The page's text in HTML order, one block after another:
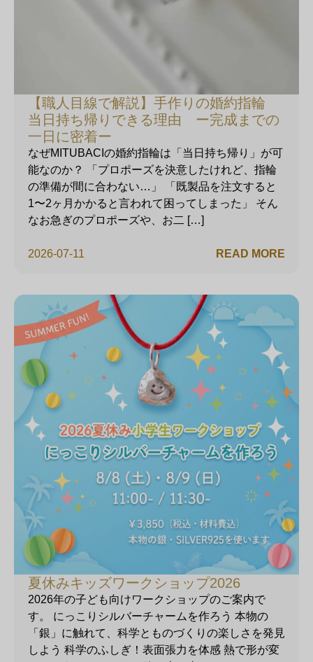
【職人目線で解説】手作りの婚約指輪
当日持ち帰りできる理由 ー完成までの
一日に密着ー
2026-07-11
なぜMITUBACIの婚約指輪は「当日持ち帰り」が可
能なのか？ 「プロポーズを決意したけれど、指輪
の準備が間に合わない…」 「既製品を注文すると
1〜2ヶ月かかると言われて困ってしまった」 そん
なお急ぎのプロポーズや、お二 […]
READ MORE
夏休みキッズワークショップ2026
2026年の子ども向けワークショップのご案内で
す。 にっこりシルバーチャームを作ろう 本物の
「銀」に触れて、科学とものづくりの楽しさを発見
しよう 科学のふしぎ！表面張力を体感 熱で形が変